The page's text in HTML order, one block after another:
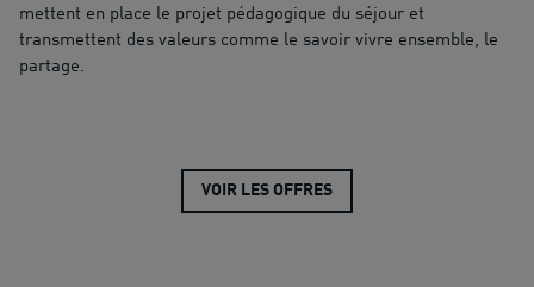
mettent en place le projet pédagogique du séjour et
transmettent des valeurs comme le savoir vivre ensemble, le
partage.
VOIR LES OFFRES